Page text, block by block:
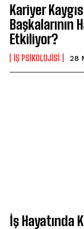
Kariyer
Başkalarının
Etkiliyor?
İŞ PSIKOLOJISI 28
İş Hayatında